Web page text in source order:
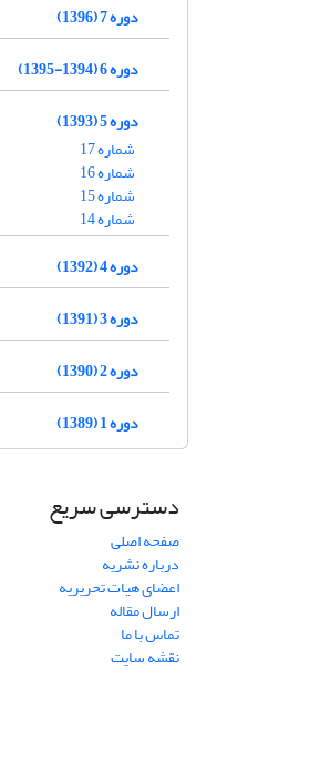
دوره 7 (1396)
دوره 6 (1394-1395)
دوره 5 (1393)
شماره 17
شماره 16
شماره 15
شماره 14
دوره 4 (1392)
دوره 3 (1391)
دوره 2 (1390)
دوره 1 (1389)
دسترسی سریع
صفحه اصلی
درباره نشریه
اعضای هیات تحریریه
ارسال مقاله
تماس با ما
نقشه سایت